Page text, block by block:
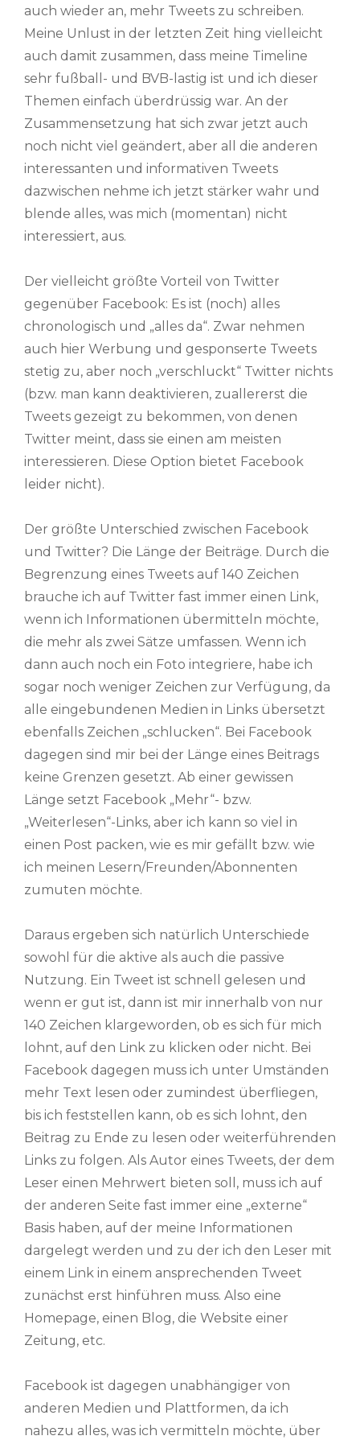
auch wieder an, mehr Tweets zu schreiben.
Meine Unlust in der letzten Zeit hing vielleicht
auch damit zusammen, dass meine Timeline
sehr fußball- und BVB-lastig ist und ich dieser
Themen einfach überdrüssig war. An der
Zusammensetzung hat sich zwar jetzt auch
noch nicht viel geändert, aber all die anderen
interessanten und informativen Tweets
dazwischen nehme ich jetzt stärker wahr und
blende alles, was mich (momentan) nicht
interessiert, aus.
Der vielleicht größte Vorteil von Twitter
gegenüber Facebook: Es ist (noch) alles
chronologisch und „alles da“. Zwar nehmen
auch hier Werbung und gesponserte Tweets
stetig zu, aber noch „verschluckt“ Twitter nichts
(bzw. man kann deaktivieren, zuallererst die
Tweets gezeigt zu bekommen, von denen
Twitter meint, dass sie einen am meisten
interessieren. Diese Option bietet Facebook
leider nicht).
Der größte Unterschied zwischen Facebook
und Twitter? Die Länge der Beiträge. Durch die
Begrenzung eines Tweets auf 140 Zeichen
brauche ich auf Twitter fast immer einen Link,
wenn ich Informationen übermitteln möchte,
die mehr als zwei Sätze umfassen. Wenn ich
dann auch noch ein Foto integriere, habe ich
sogar noch weniger Zeichen zur Verfügung, da
alle eingebundenen Medien in Links übersetzt
ebenfalls Zeichen „schlucken“. Bei Facebook
dagegen sind mir bei der Länge eines Beitrags
keine Grenzen gesetzt. Ab einer gewissen
Länge setzt Facebook „Mehr“- bzw.
„Weiterlesen“-Links, aber ich kann so viel in
einen Post packen, wie es mir gefällt bzw. wie
ich meinen Lesern/Freunden/Abonnenten
zumuten möchte.
Daraus ergeben sich natürlich Unterschiede
sowohl für die aktive als auch die passive
Nutzung. Ein Tweet ist schnell gelesen und
wenn er gut ist, dann ist mir innerhalb von nur
140 Zeichen klargeworden, ob es sich für mich
lohnt, auf den Link zu klicken oder nicht. Bei
Facebook dagegen muss ich unter Umständen
mehr Text lesen oder zumindest überfliegen,
bis ich feststellen kann, ob es sich lohnt, den
Beitrag zu Ende zu lesen oder weiterführenden
Links zu folgen. Als Autor eines Tweets, der dem
Leser einen Mehrwert bieten soll, muss ich auf
der anderen Seite fast immer eine „externe“
Basis haben, auf der meine Informationen
dargelegt werden und zu der ich den Leser mit
einem Link in einem ansprechenden Tweet
zunächst erst hinführen muss. Also eine
Homepage, einen Blog, die Website einer
Zeitung, etc.
Facebook ist dagegen unabhängiger von
anderen Medien und Plattformen, da ich
nahezu alles, was ich vermitteln möchte, über